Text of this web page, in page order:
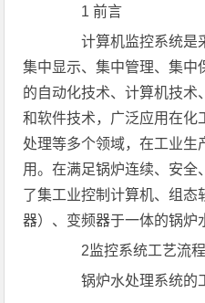
1 前言
计算机监控系统是采
集中显示、集中管理、集中
的自动化技术、计算机技术
和软件技术，广泛应用在化
处理等多个领域，在工业生
用。在满足锅炉连续、安全
了集工业控制计算机、组态
器）、变频器于一体的锅炉
2监控系统工艺流程
锅炉水处理系统的工